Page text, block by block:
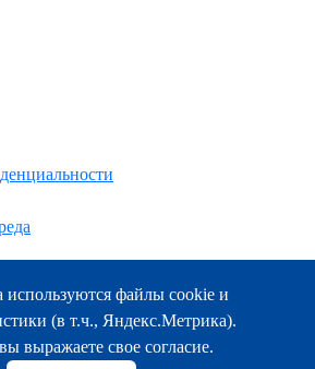
пр-т Троицкий, 51
используются файлы cookie и
(в т.ч., Яндекс.Метрика).
выражаете свое согласие.